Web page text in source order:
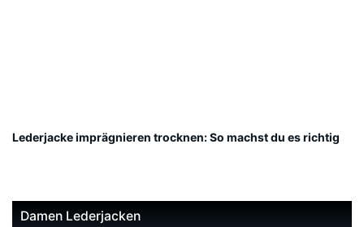
Lederjacke imprägnieren trocknen: So machst du es richtig
Damen Lederjacken